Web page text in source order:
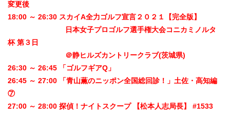
変更後
18:00 ～ 26:30 スカイA全力ゴルフ宣言２０２１【完全版】
日本女子プロゴルフ選手権大会コニカミノルタ
杯 第３日
＠静ヒルズカントリークラブ(茨城県)
26:30 ～ 26:45 「ゴルフギアQ」
26:45 ～ 27:00 「青山薫のニッポン全国総回診！」土佐・高知編
⑦
27:00 ～ 28:00 探偵！ナイトスクープ 【松本人志局長】 #1533